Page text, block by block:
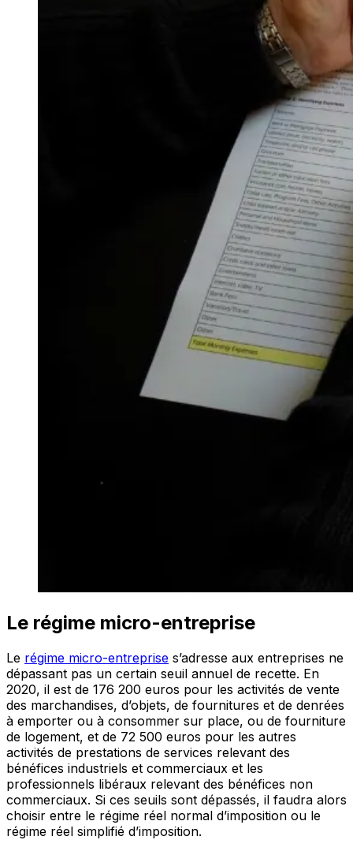
Le régime micro-entreprise
Le régime micro-entreprise s’adresse aux entreprises ne
dépassant pas un certain seuil annuel de recette. En
2020, il est de 176 200 euros pour les activités de vente
des marchandises, d’objets, de fournitures et de denrées
à emporter ou à consommer sur place, ou de fourniture
de logement, et de 72 500 euros pour les autres
activités de prestations de services relevant des
bénéfices industriels et commerciaux et les
professionnels libéraux relevant des bénéfices non
commerciaux. Si ces seuils sont dépassés, il faudra alors
choisir entre le régime réel normal d’imposition ou le
régime réel simplifié d’imposition.